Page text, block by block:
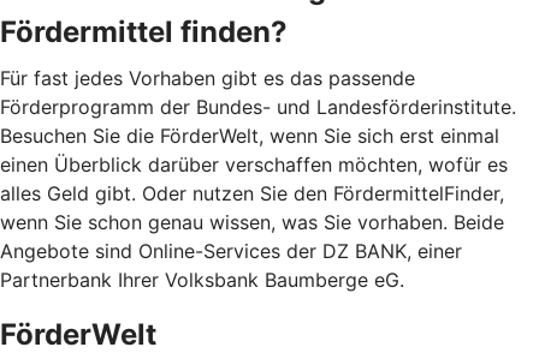
Fördermittel finden?
Für fast jedes Vorhaben gibt es das passende
Förderprogramm der Bundes- und Landesförderinstitute.
Besuchen Sie die FörderWelt, wenn Sie sich erst einmal
einen Überblick darüber verschaffen möchten, wofür es
alles Geld gibt. Oder nutzen Sie den FördermittelFinder,
wenn Sie schon genau wissen, was Sie vorhaben. Beide
Angebote sind Online-Services der DZ BANK, einer
Partnerbank Ihrer Volksbank Baumberge eG.
FörderWelt